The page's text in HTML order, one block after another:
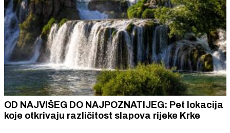
OD NAJVIŠEG DO NAJPOZNATIJEG: Pet lokacija
koje otkrivaju različitost slapova rijeke Krke